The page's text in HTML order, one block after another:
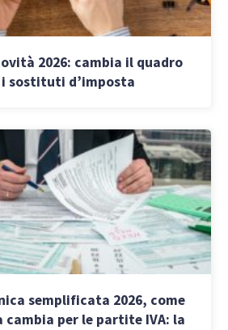
2026: cambia il quadro
sostituti d’imposta
semplificata 2026, come
cambia per le partite IVA: la